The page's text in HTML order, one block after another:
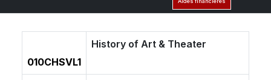
010CHSVL1
History of Art & Theater